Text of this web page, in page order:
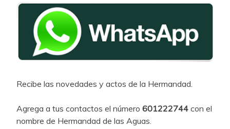
Recibe las novedades y actos de la Hermandad.
Agrega a tus contactos el número 601222744 con el
nombre de Hermandad de las Aguas.